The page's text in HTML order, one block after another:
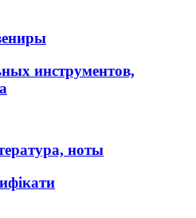
инструментов,
ноты